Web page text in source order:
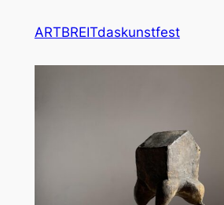
ARTBREITdaskunstfest